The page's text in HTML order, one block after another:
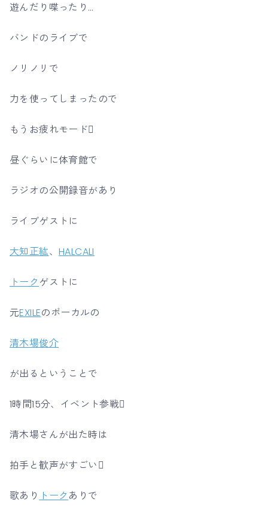
遊んだり喋ったり…
バンドのライブで
ノリノリで
力を使ってしまったので
もうお疲れモード
昼ぐらいに体育館で
ラジオの公開録音があり
ライブゲストに
大知正紘、HALCALI
トーク ゲストに
元EXILEのボーカルの
清木場俊介
が出るということで
1時間15分、イベント参戦
清木場さんが出た時は
拍手と歓声がすごい
歌あり トーク ありで